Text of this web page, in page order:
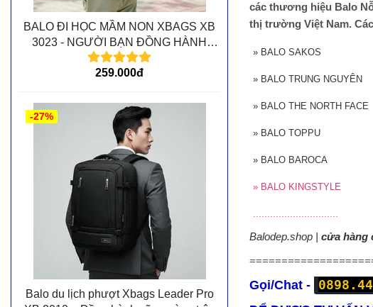
các thương hiệu Balo
thị trường Việt Nam.
» BALO SAKOS
» BALO TRUNG NGUYÊN
» BALO THE NORTH FACE
» BALO TOPPU
» BALO BAROCA
» BALO KINGSTYLE
Balodep.shop | cửa hàng
Gọi/Chat -
BALO ĐI HỌC MẦM NON XBAGS XB
3023 - NGƯỜI BẠN ĐỒNG HÀNH
CÙNG CÁC BÉ TRÊN MỌI CHẶNG
ĐƯỜNG
259.000đ
Balo du lịch phượt Xbags Leader Pro
-27%